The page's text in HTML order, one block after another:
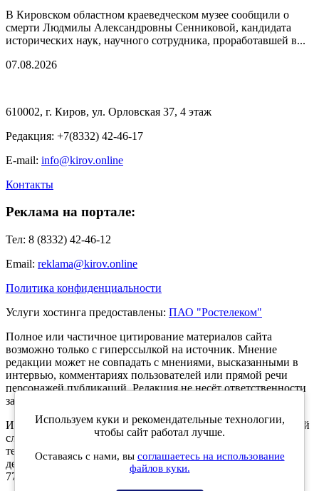
В Кировском областном краеведческом музее сообщили о
смерти Людмилы Александровны Сенниковой, кандидата
исторических наук, научного сотрудника, проработавшей в...
07.08.2026
610002, г. Киров, ул. Орловская 37, 4 этаж
Редакция: +7(8332) 42-46-17
E-mail: info@kirov.online
Контакты
Реклама на портале:
Тел: 8 (8332) 42-46-12
Email: reklama@kirov.online
Политика конфиденциальности
Услуги хостинга предоставлены: ПАО "Ростелеком"
Полное или частичное цитирование материалов сайта
возможно только с гиперссылкой на источник. Мнение
редакции может не совпадать с мнениями, высказанными в
интервью, комментариях пользователей или прямой речи
персонажей публикаций. Редакция не несёт ответственности
за текст комментариев читателей.
Интернет-портал Kirov.online зарегистрирован в Федеральной
службе по надзору в сфере связи, информационных
технологий и массовых коммуникаций (Роскомнадзор) 5
декабря 2019 года. Регистрационный номер ЭЛ № ФС 77 -
77189.
Используем куки и рекомендательные технологии,
чтобы сайт работал лучше.
Оставаясь с нами, вы соглашаетесь на использование
файлов куки.